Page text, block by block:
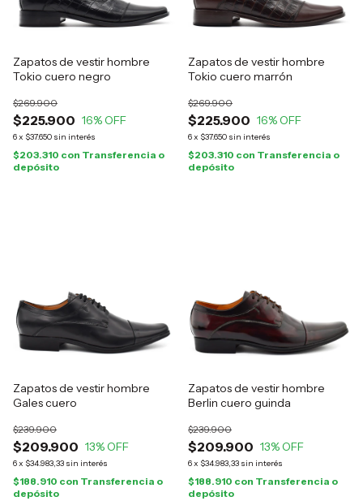
Zapatos de vestir hombre
Tokio cuero negro
$225.900
$269.900
16% OFF
6x $37.650 sin interés
$203.310 con Transferencia o
depósito
Zapatos de vestir hombre
Tokio cuero marrón
$225.900
$269.900
16% OFF
6x $37.650 sin interés
$203.310 con Transferencia o
depósito
Zapatos de vestir hombre
Gales cuero
$209.900
$239.900
13% OFF
6x $34.983,33 sin interés
$188.910 con Transferencia o
depósito
Zapatos de vestir hombre
Berlin cuero guinda
$209.900
$239.900
13% OFF
6x $34.983,33 sin interés
$188.910 con Transferencia o
depósito